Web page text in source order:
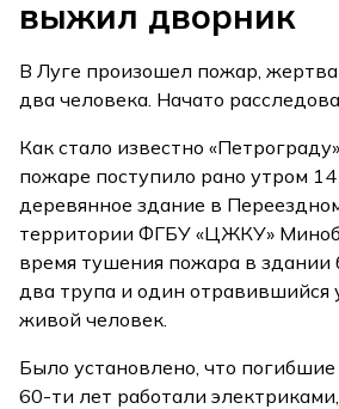
выжил дворник
В Луге произошел пожар,
два человека. Начато
Как стало известно
пожаре поступило рано утром 14
деревянное здание в
территории ФГБУ «ЦЖКУ»
время тушения пожара в
два трупа и один отравившийся
живой человек.
Было установлено, что
60-ти лет работали